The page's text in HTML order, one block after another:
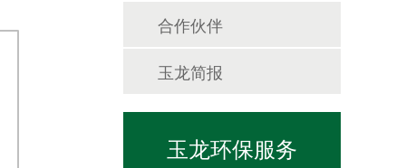
合作伙伴
玉龙简报
玉龙环保服务